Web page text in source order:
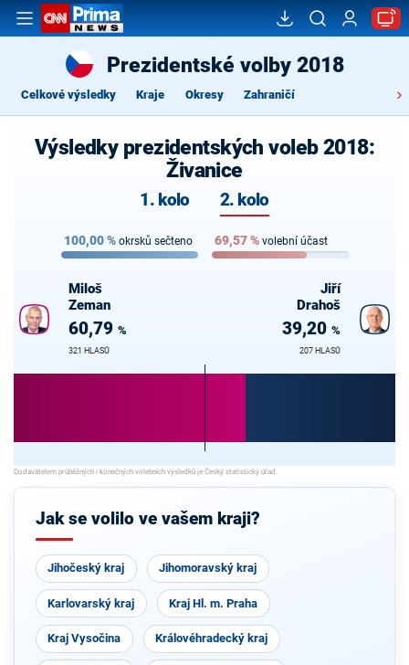
Prezidentské volby 2018
Celkové výsledky Kraje Okresy Zahraničí
Výsledky prezidentských voleb 2018:
Živanice
1. kolo 2. kolo
100,00% okrsků sečteno 69,57% volební účast
Miloš
Zeman
60,79 %
321 HLASŮ
Jiří
Drahoš
39,20 %
207 HLASŮ
Jak se volilo ve vašem kraji?
Jihočeský kraj Jihomoravský kraj
Karlovarský kraj Kraj Hl. m. Praha
Kraj Vysočina Královéhradecký kraj